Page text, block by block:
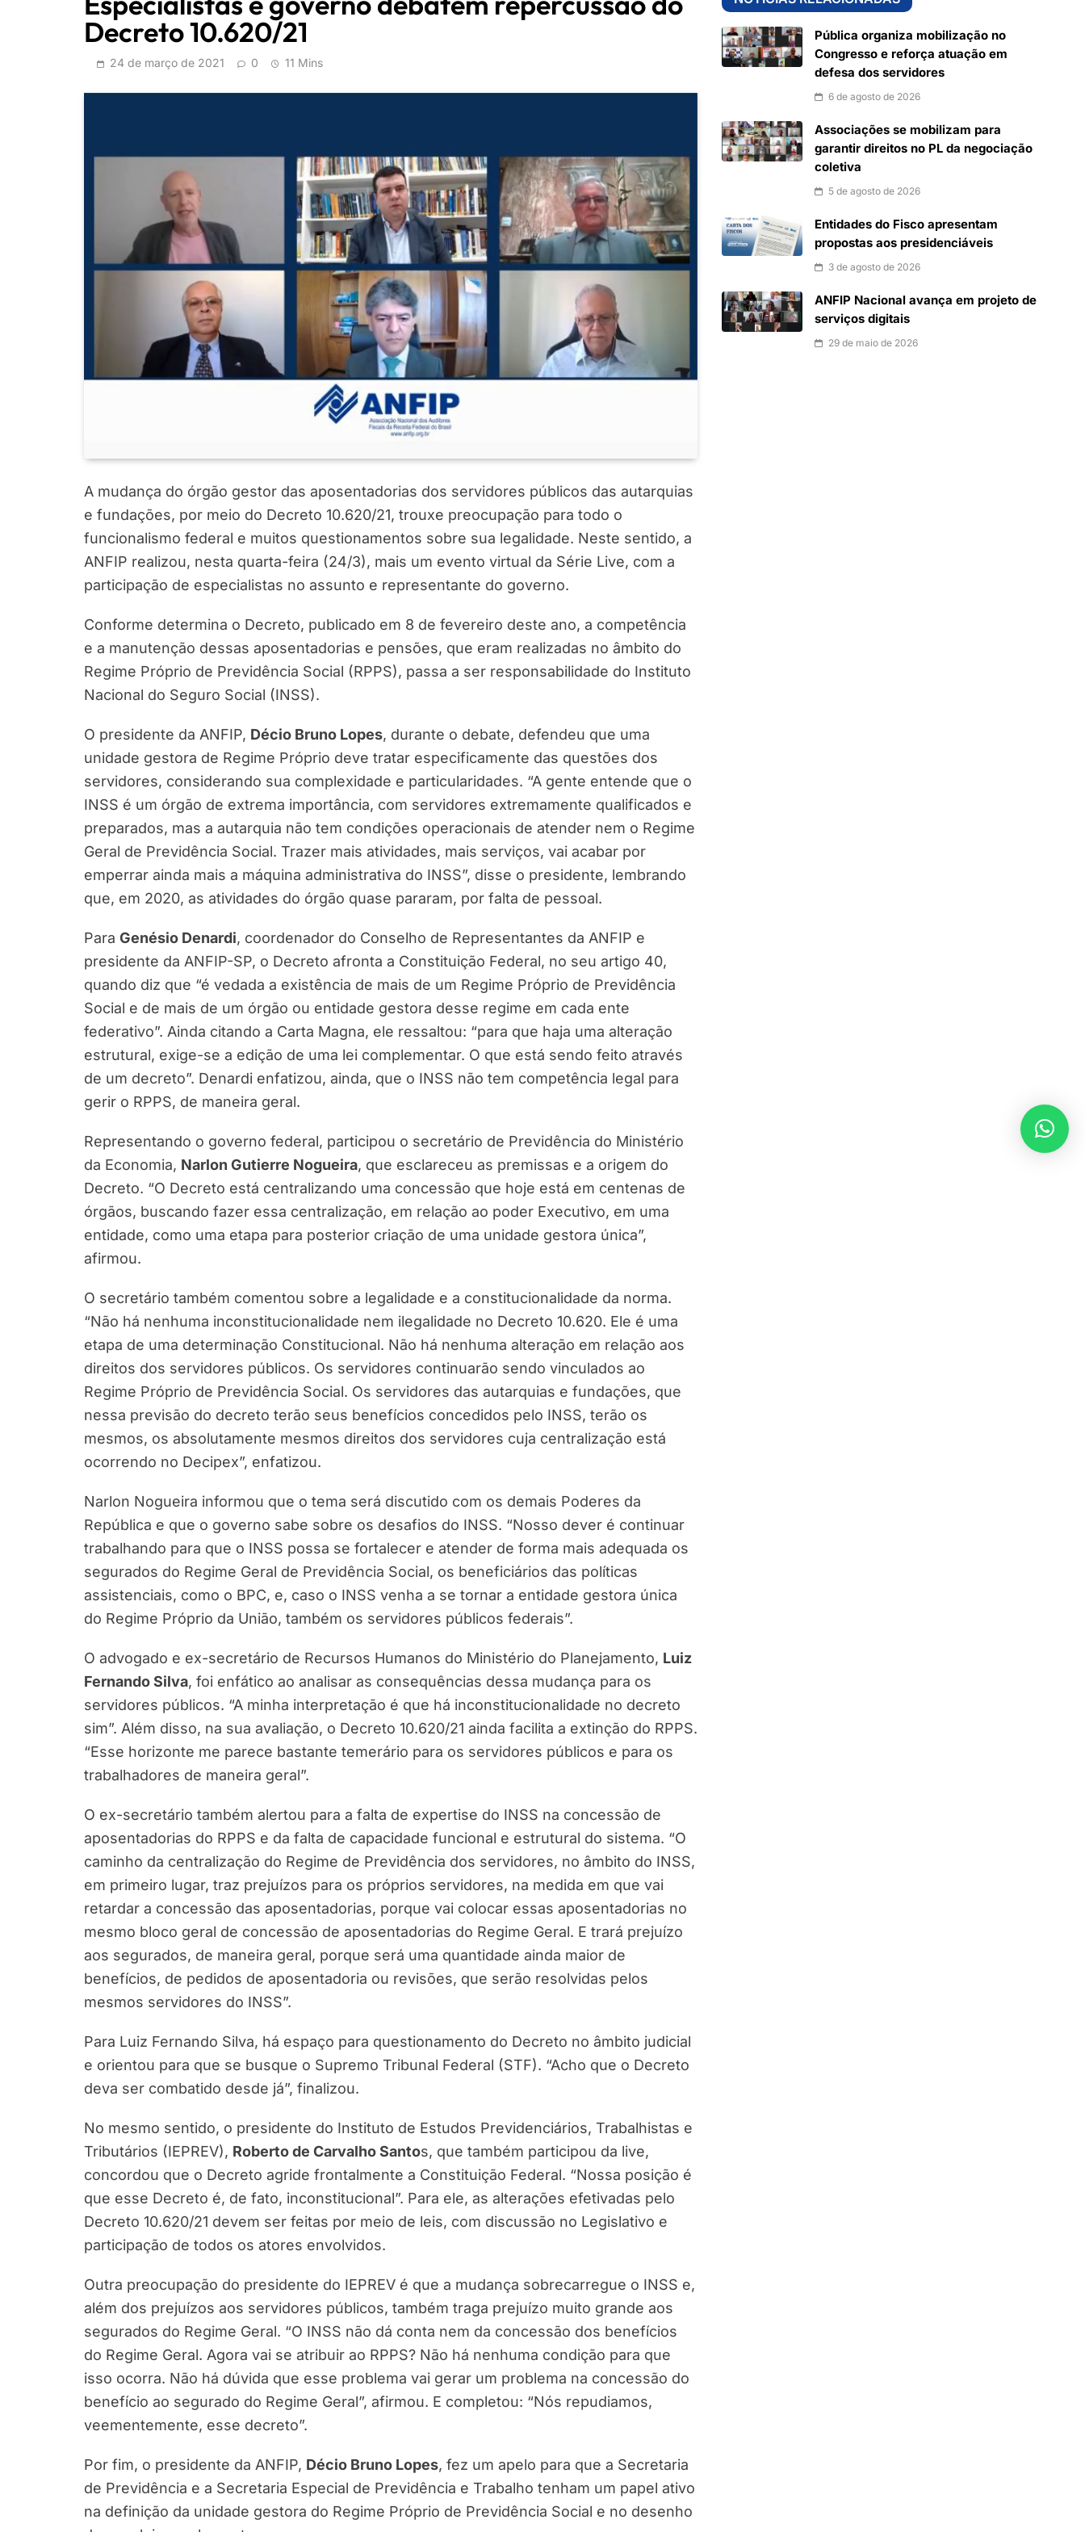
Decreto 10.620/21
24 de março de 2021 0 11 Mins
A mudança do órgão gestor das aposentadorias dos servidores públicos das autarquias
e fundações, por meio do Decreto 10.620/21, trouxe preocupação para todo o
funcionalismo federal e muitos questionamentos sobre sua legalidade. Neste sentido, a
ANFIP realizou, nesta quarta-feira (24/3), mais um evento virtual da Série Live, com a
participação de especialistas no assunto e representante do governo.
Conforme determina o Decreto, publicado em 8 de fevereiro deste ano, a competência
e a manutenção dessas aposentadorias e pensões, que eram realizadas no âmbito do
Regime Próprio de Previdência Social (RPPS), passa a ser responsabilidade do Instituto
Nacional do Seguro Social (INSS).
O presidente da ANFIP, Décio Bruno Lopes, durante o debate, defendeu que uma
unidade gestora de Regime Próprio deve tratar especificamente das questões dos
servidores, considerando sua complexidade e particularidades. “A gente entende que o
INSS é um órgão de extrema importância, com servidores extremamente qualificados e
preparados, mas a autarquia não tem condições operacionais de atender nem o Regime
Geral de Previdência Social. Trazer mais atividades, mais serviços, vai acabar por
emperrar ainda mais a máquina administrativa do INSS”, disse o presidente, lembrando
que, em 2020, as atividades do órgão quase pararam, por falta de pessoal.
Para Genésio Denardi, coordenador do Conselho de Representantes da ANFIP e
presidente da ANFIP-SP, o Decreto afronta a Constituição Federal, no seu artigo 40,
quando diz que “é vedada a existência de mais de um Regime Próprio de Previdência
Social e de mais de um órgão ou entidade gestora desse regime em cada ente
federativo”. Ainda citando a Carta Magna, ele ressaltou: “para que haja uma alteração
estrutural, exige-se a edição de uma lei complementar. O que está sendo feito através
de um decreto”. Denardi enfatizou, ainda, que o INSS não tem competência legal para
gerir o RPPS, de maneira geral.
Representando o governo federal, participou o secretário de Previdência do Ministério
da Economia, Narlon Gutierre Nogueira, que esclareceu as premissas e a origem do
Decreto. “O Decreto está centralizando uma concessão que hoje está em centenas de
órgãos, buscando fazer essa centralização, em relação ao poder Executivo, em uma
entidade, como uma etapa para posterior criação de uma unidade gestora única”,
afirmou.
O secretário também comentou sobre a legalidade e a constitucionalidade da norma.
“Não há nenhuma inconstitucionalidade nem ilegalidade no Decreto 10.620. Ele é uma
etapa de uma determinação Constitucional. Não há nenhuma alteração em relação aos
direitos dos servidores públicos. Os servidores continuarão sendo vinculados ao
Regime Próprio de Previdência Social. Os servidores das autarquias e fundações, que
nessa previsão do decreto terão seus benefícios concedidos pelo INSS, terão os
mesmos, os absolutamente mesmos direitos dos servidores cuja centralização está
ocorrendo no Decipex”, enfatizou.
Narlon Nogueira informou que o tema será discutido com os demais Poderes da
República e que o governo sabe sobre os desafios do INSS. “Nosso dever é continuar
trabalhando para que o INSS possa se fortalecer e atender de forma mais adequada os
segurados do Regime Geral de Previdência Social, os beneficiários das políticas
assistenciais, como o BPC, e, caso o INSS venha a se tornar a entidade gestora única
do Regime Próprio da União, também os servidores públicos federais”.
O advogado e ex-secretário de Recursos Humanos do Ministério do Planejamento, Luiz
Fernando Silva, foi enfático ao analisar as consequências dessa mudança para os
servidores públicos. “A minha interpretação é que há inconstitucionalidade no decreto
sim”. Além disso, na sua avaliação, o Decreto 10.620/21 ainda facilita a extinção do RPPS.
“Esse horizonte me parece bastante temerário para os servidores públicos e para os
trabalhadores de maneira geral”.
O ex-secretário também alertou para a falta de expertise do INSS na concessão de
aposentadorias do RPPS e da falta de capacidade funcional e estrutural do sistema. “O
caminho da centralização do Regime de Previdência dos servidores, no âmbito do INSS,
em primeiro lugar, traz prejuízos para os próprios servidores, na medida em que vai
retardar a concessão das aposentadorias, porque vai colocar essas aposentadorias no
mesmo bloco geral de concessão de aposentadorias do Regime Geral. E trará prejuízo
aos segurados, de maneira geral, porque será uma quantidade ainda maior de
benefícios, de pedidos de aposentadoria ou revisões, que serão resolvidas pelos
mesmos servidores do INSS”.
Para Luiz Fernando Silva, há espaço para questionamento do Decreto no âmbito judicial
e orientou para que se busque o Supremo Tribunal Federal (STF). “Acho que o Decreto
deva ser combatido desde já”, finalizou.
No mesmo sentido, o presidente do Instituto de Estudos Previdenciários, Trabalhistas e
Tributários (IEPREV), Roberto de Carvalho Santos, que também participou da live,
concordou que o Decreto agride frontalmente a Constituição Federal. “Nossa posição é
que esse Decreto é, de fato, inconstitucional”. Para ele, as alterações efetivadas pelo
Decreto 10.620/21 devem ser feitas por meio de leis, com discussão no Legislativo e
participação de todos os atores envolvidos.
Outra preocupação do presidente do IEPREV é que a mudança sobrecarregue o INSS e,
além dos prejuízos aos servidores públicos, também traga prejuízo muito grande aos
segurados do Regime Geral. “O INSS não dá conta nem da concessão dos benefícios
do Regime Geral. Agora vai se atribuir ao RPPS? Não há nenhuma condição para que
isso ocorra. Não há dúvida que esse problema vai gerar um problema na concessão do
benefício ao segurado do Regime Geral”, afirmou. E completou: “Nós repudiamos,
veementemente, esse decreto”.
Por fim, o presidente da ANFIP, Décio Bruno Lopes, fez um apelo para que a Secretaria
de Previdência e a Secretaria Especial de Previdência e Trabalho tenham um papel ativo
na definição da unidade gestora do Regime Próprio de Previdência Social e no desenho
Pública organiza mobilização no
Congresso e reforça atuação em
defesa dos servidores
6 de agosto de 2026
Associações se mobilizam para
garantir direitos no PL da negociação
coletiva
5 de agosto de 2026
Entidades do Fisco apresentam
propostas aos presidenciáveis
3 de agosto de 2026
ANFIP Nacional avança em projeto de
serviços digitais
29 de maio de 2026